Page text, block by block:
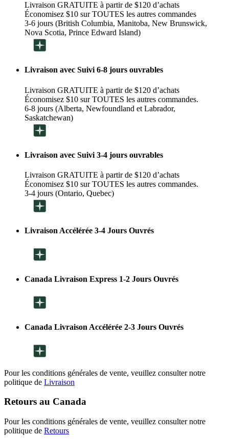
Livraison GRATUITE à partir de $120 d’achats
Économisez $10 sur TOUTES les autres commandes
3-6 jours (British Columbia, Manitoba, New Brunswick,
Nova Scotia, Prince Edward Island)
Livraison avec Suivi 6-8 jours ouvrables
Livraison GRATUITE à partir de $120 d’achats
Économisez $10 sur TOUTES les autres commandes.
6-8 jours (Alberta, Newfoundland et Labrador,
Saskatchewan)
Livraison avec Suivi 3-4 jours ouvrables
Livraison GRATUITE à partir de $120 d’achats
Économisez $10 sur TOUTES les autres commandes.
3-4 jours (Ontario, Quebec)
Livraison Accélérée 3-4 Jours Ouvrés
Canada Livraison Express 1-2 Jours Ouvrés
Canada Livraison Accélérée 2-3 Jours Ouvrés
Pour les conditions générales de vente, veuillez consulter notre
politique de Livraison
Retours au Canada
Pour les conditions générales de vente, veuillez consulter notre
politique de Retours